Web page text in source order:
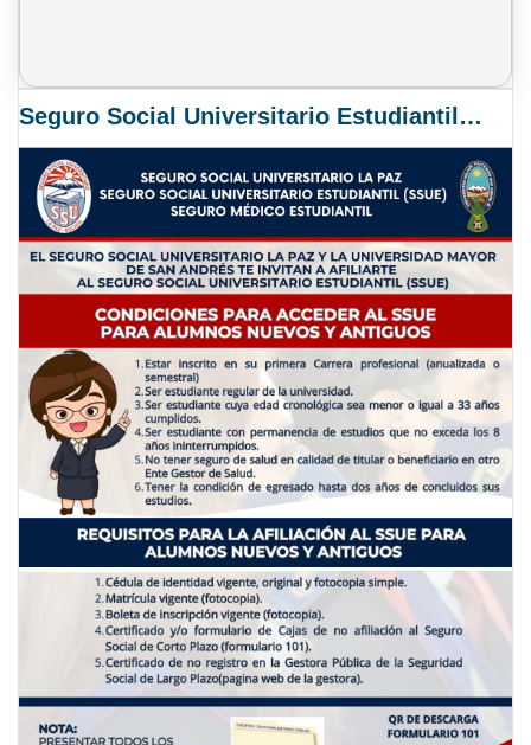
Seguro Social Universitario Estudiantil SSUE